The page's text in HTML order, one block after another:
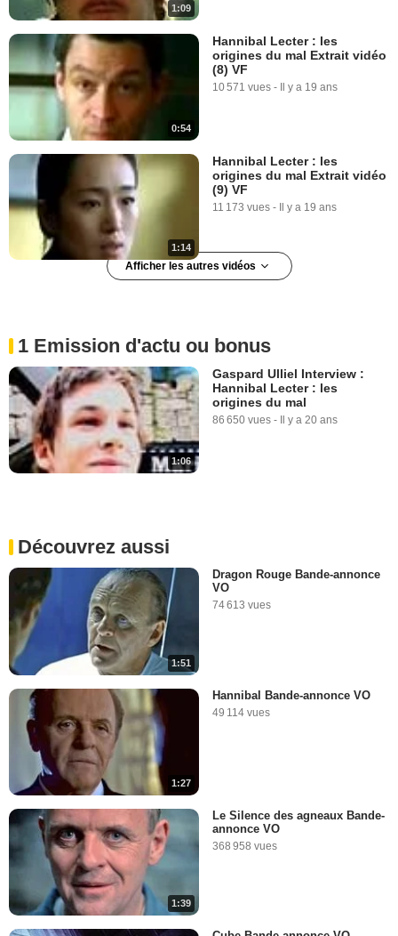
1:09
0:54
Hannibal Lecter : les
origines du mal Extrait vidéo
(8) VF
10 571 vues - Il y a 19 ans
1:14
Hannibal Lecter : les
origines du mal Extrait vidéo
(9) VF
11 173 vues - Il y a 19 ans
Afficher les autres vidéos
1:27
(10) VF
17 438 vues
Hannibal Lecter : les
(12) VF
19 951 vues
1 Emission d'actu ou bonus
1:06
Gaspard Ulliel Interview :
Hannibal Lecter : les
origines du mal
86 650 vues - Il y a 20 ans
Découvrez aussi
1:51
Dragon Rouge Bande-annonce
VO
74 613 vues
1:27
Hannibal Bande-annonce VO
49 114 vues
1:39
Le Silence des agneaux Bande-
annonce VO
368 958 vues